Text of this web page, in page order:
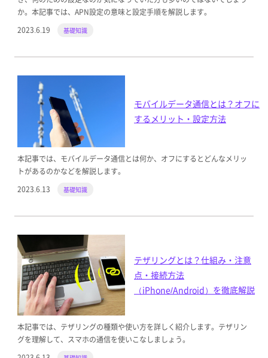
か。本記事では、APN設定の意味と設定手順を解説します。
2023.6.19
基礎知識
モバイルデータ通信とは？オフに
するメリット・設定方法
本記事では、モバイルデータ通信とは何か、オフにするとどんなメリッ
トがあるのかなどを解説します。
2023.6.13
基礎知識
テザリングとは？仕組み・注意
点・接続方法
（iPhone/Android）を徹底解説
本記事では、テザリングの種類や使い方を詳しく紹介します。テザリン
グを理解して、スマホの通信を使いこなしましょう。